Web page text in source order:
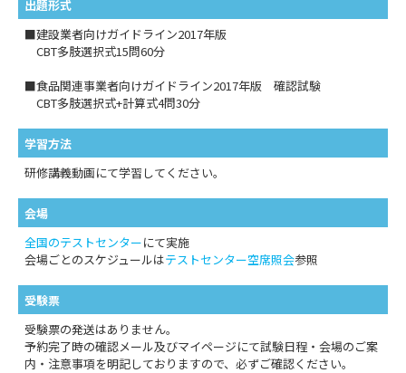
出題形式
■建設業者向けガイドライン2017年版
CBT多肢選択式15問60分
■食品関連事業者向けガイドライン2017年版 確認試験
CBT多肢選択式+計算式4問30分
学習方法
研修講義動画にて学習してください。
会場
全国のテストセンターにて実施
会場ごとのスケジュールはテストセンター空席照会参照
受験票
受験票の発送はありません。
予約完了時の確認メール及びマイページにて試験日程・会場のご案
内・注意事項を明記しておりますので、必ずご確認ください。